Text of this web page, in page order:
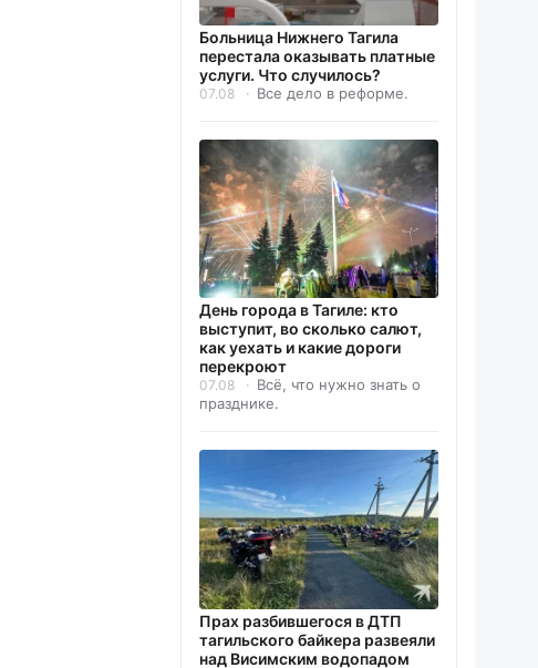
Больница Нижнего Тагила
перестала оказывать платные
услуги. Что случилось?
07.08 Все дело в реформе.
День города в Тагиле: кто
выступит, во сколько салют,
как уехать и какие дороги
перекроют
07.08
Всё, что нужно знать о
празднике.
Прах разбившегося в ДТП
тагильского байкера развеяли
над Висимским водопадом